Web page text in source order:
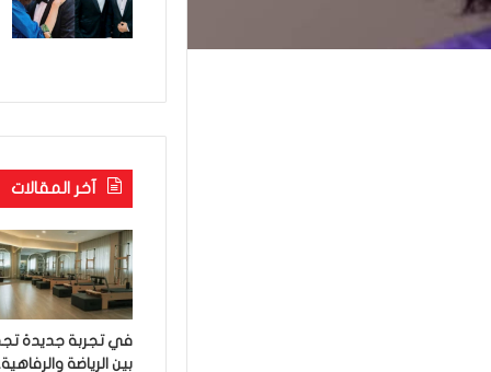
آخر المقالات
في تجربة جديدة
بين الرياضة